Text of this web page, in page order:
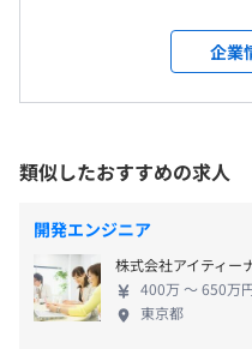
・参考書購入補助
・オンライン研修環境有
★KOUDO
★独習ゼミ
★Biz CAMPUS Liveなど
・東京（品川、天王洲ア
◎在宅ワークでのプロジ
が在宅ワークです。
＜変更範囲＞
受動喫煙防止措置に関す
敷地内禁煙
・祝日、年末年始（12月
・アニバーサリー休暇（
・看護・介護休暇
・産前産後休業
・育児休業（男性・女性
・介護休業
ます。上長である現場
てるので、未経験者や
の意見も積極的に聞い
の能力を生かした「フ
り、若手のうちから重
ジションを任せること
入れられるようサポー
員が組織長に抜擢され
強会や資格取得などス
ットな社風なので先輩
企業
類似したおすすめの求人
開発エンジニア
株式会社アイティー
400万 〜 650万
東京都